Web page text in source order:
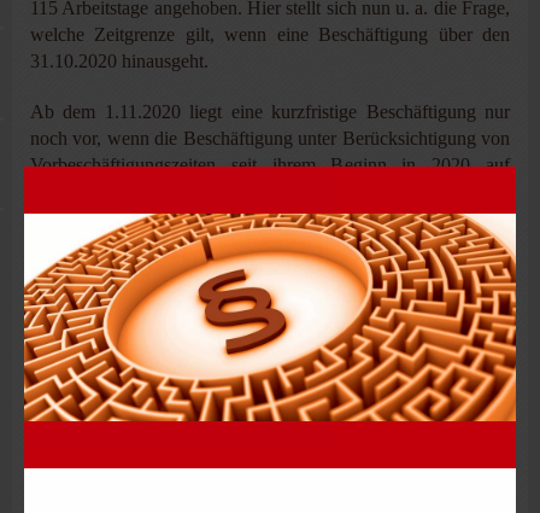
115 Arbeitstage angehoben. Hier stellt sich nun u. a. die Frage,
welche Zeitgrenze gilt, wenn eine Beschäftigung über den
31.10.2020 hinausgeht.
Ab dem 1.11.2020 liegt eine kurzfristige Beschäftigung nur
noch vor, wenn die Beschäftigung unter Berücksichtigung von
Vorbeschäftigungszeiten seit ihrem Beginn in 2020 auf
Beispiel
A beginnt zum 1.7.2020 eine Beschäftigung. Die Anstellung
ist bis zum 30.11.2020 befristet.
Mit Beschäftigungsbeginn liegt eine kurzfristige Beschäftigung
vor, da die erhöhten Zeitgrenzen anzuwenden sind. Zum
1.11.2020 ist die Beschäftigung neu zu beurteilen. Da hier